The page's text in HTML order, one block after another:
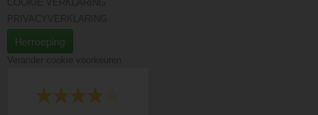
Herroeping